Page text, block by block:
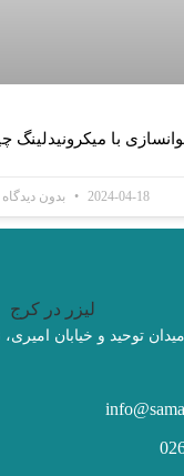
با
2024-04-18 بدون دیدگاه
توحید و خیابان